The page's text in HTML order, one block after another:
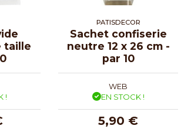
taille
!
PATISDECOR
Sachet confiserie
neutre 12 x 26 cm -
par 10
WEB
EN STOCK !
5,90 €